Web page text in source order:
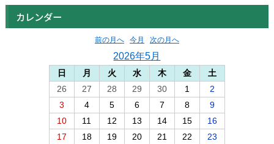
カレンダー
前の月へ 今月 次の月へ
2026年5月
日 月 火 水 木 金
土
26
27 28 29 30 1
2
3
4 5 6 7 8
9
10
11 12 13 14 15
16
17
18 19 20 21 22
23